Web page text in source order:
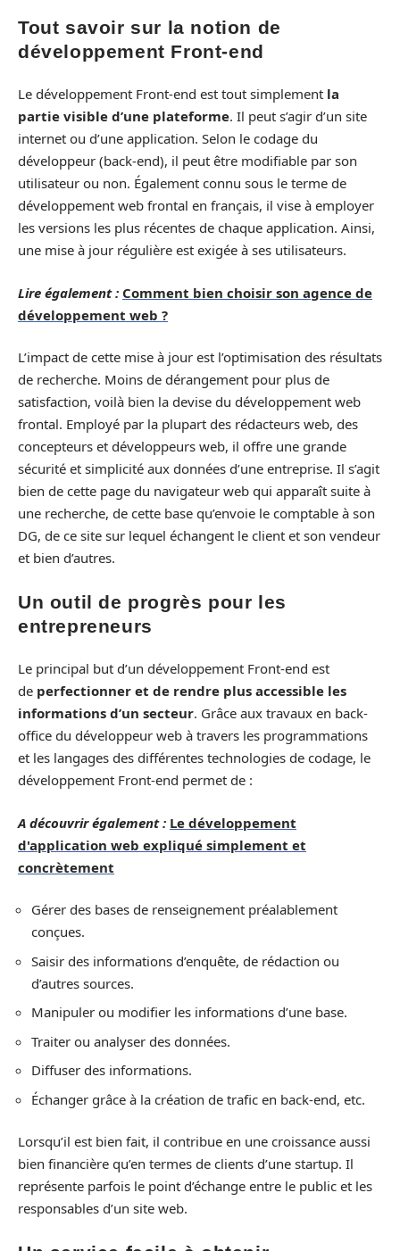
Tout savoir sur la notion de
développement Front-end
Le développement Front-end est tout simplement la
partie visible d’une plateforme. Il peut s’agir d’un site
internet ou d’une application. Selon le codage du
développeur (back-end), il peut être modifiable par son
utilisateur ou non. Également connu sous le terme de
développement web frontal en français, il vise à employer
les versions les plus récentes de chaque application. Ainsi,
une mise à jour régulière est exigée à ses utilisateurs.
Lire également : Comment bien choisir son agence de
développement web ?
L’impact de cette mise à jour est l’optimisation des résultats
de recherche. Moins de dérangement pour plus de
satisfaction, voilà bien la devise du développement web
frontal. Employé par la plupart des rédacteurs web, des
concepteurs et développeurs web, il offre une grande
sécurité et simplicité aux données d’une entreprise. Il s’agit
bien de cette page du navigateur web qui apparaît suite à
une recherche, de cette base qu’envoie le comptable à son
DG, de ce site sur lequel échangent le client et son vendeur
et bien d’autres.
Un outil de progrès pour les
entrepreneurs
Le principal but d’un développement Front-end est
de perfectionner et de rendre plus accessible les
informations d’un secteur. Grâce aux travaux en back-
office du développeur web à travers les programmations
et les langages des différentes technologies de codage, le
développement Front-end permet de :
A découvrir également : Le développement
d'application web expliqué simplement et
concrètement
Gérer des bases de renseignement préalablement
conçues.
Saisir des informations d’enquête, de rédaction ou
d’autres sources.
Manipuler ou modifier les informations d’une base.
Traiter ou analyser des données.
Diffuser des informations.
Échanger grâce à la création de trafic en back-end, etc.
Lorsqu’il est bien fait, il contribue en une croissance aussi
bien financière qu’en termes de clients d’une startup. Il
représente parfois le point d’échange entre le public et les
responsables d’un site web.